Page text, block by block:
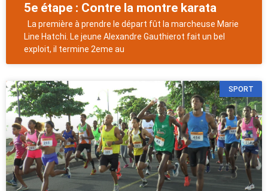
5e étape : Contre la montre karata
La première à prendre le départ fût la marcheuse Marie
Line Hatchi. Le jeune Alexandre Gauthierot fait un bel
exploit, il termine 2eme au
SPORT